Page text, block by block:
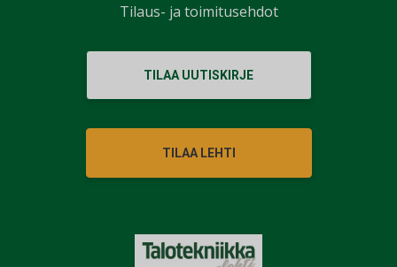
TILAA UUTISKIRJE
TILAA LEHTI
Tilaus- ja toimitusehdot